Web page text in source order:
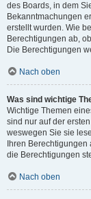
des Boards, in dem
Bekanntmachungen
erstellt wurden. Wie
Berechtigungen ab,
Die Berechtigungen
Nach oben
Was sind wichtige
Wichtige Themen
sind nur auf der
weswegen Sie sie
Ihren
die Berechtigungen
Nach oben